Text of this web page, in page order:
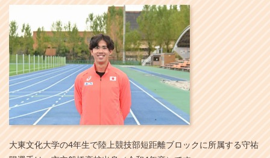
大東文化大学の4年生で陸上競技部短距離ブロックに所属する守祐